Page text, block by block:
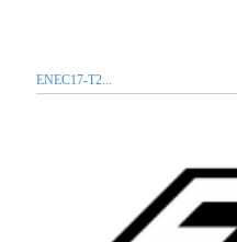
ENEC17-T2...